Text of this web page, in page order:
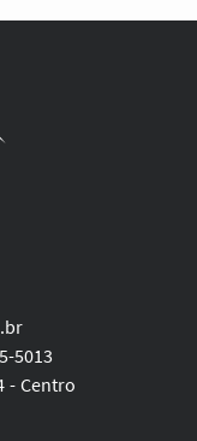
5013
- Centro